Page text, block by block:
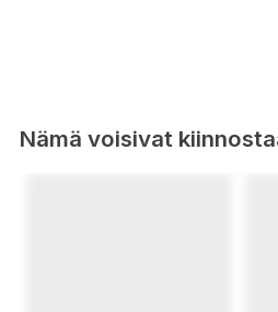
Nämä voisivat